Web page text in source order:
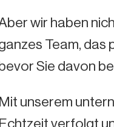
wir haben
Team,
Sie davon
Mit unserem
Echtzeit verfolgt